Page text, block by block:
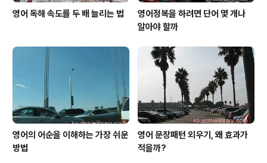
영어 독해 속도를 두 배 늘리는 법
영어정복을 하려면 단어 몇 개나
알아야 할까
영어의 어순을 이해하는 가장 쉬운
방법
영어 문장패턴 외우기, 왜 효과가
적을까?